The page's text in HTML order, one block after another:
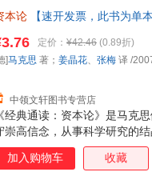
本论 【速开发票，此书为单
《经典通读：资本论》是马克
崇高信念，从事科学研究的
二、第三卷由恩格斯整理，
整理出版了马克思计划中的关
定价： ¥42.46 (0.89折)
中领文轩图书专营店
]马克思 著； 姜晶花、 张梅 译 /
加入购物车 收藏